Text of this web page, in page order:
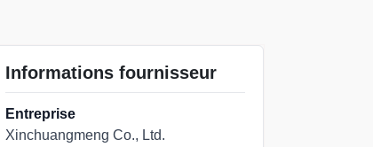
Informations fournisseur
Entreprise
Xinchuangmeng Co., Ltd.